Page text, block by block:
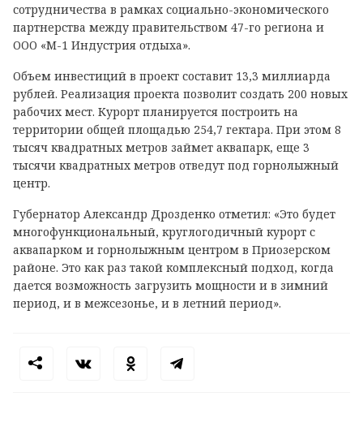
сотрудничества в рамках социально-экономического
партнерства между правительством 47-го региона и
ООО «М-1 Индустрия отдыха».
Объем инвестиций в проект составит 13,3 миллиарда
рублей. Реализация проекта позволит создать 200 новых
рабочих мест. Курорт планируется построить на
территории общей площадью 254,7 гектара. При этом 8
тысяч квадратных метров займет аквапарк, еще 3
тысячи квадратных метров отведут под горнолыжный
центр.
Губернатор Александр Дрозденко отметил: «Это будет
многофункциональный, круглогодичный курорт с
аквапарком и горнолыжным центром в Приозерском
районе. Это как раз такой комплексный подход, когда
дается возможность загрузить мощности и в зимний
период, и в межсезонье, и в летний период».